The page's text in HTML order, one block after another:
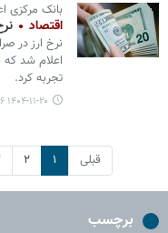
بانک مرکزی
اقتصاد نرخ
اعلام شد
تجربه کرد.
۱۴۰۴-۱۱-۲۰ ۱۰:۵۶
قبلی ۱ ۲
برچسب